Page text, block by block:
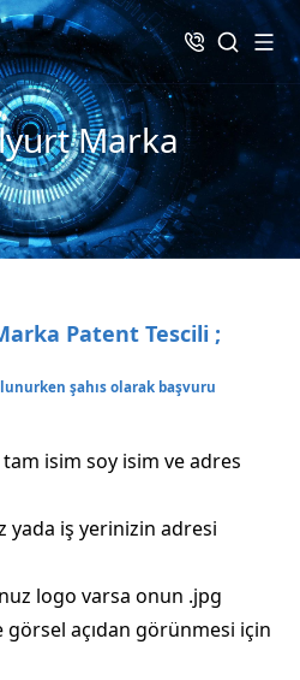
Marka
Patent Tescili ;
şahıs olarak başvuru
isim soy isim ve adres
yada iş yerinizin adresi
logo varsa onun .jpg
açıdan görünmesi için